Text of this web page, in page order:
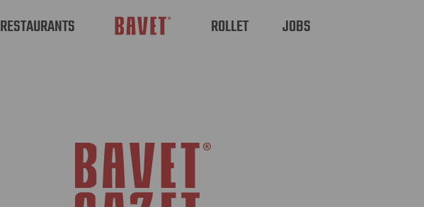
RESTAURANTS ROLLET JOBS